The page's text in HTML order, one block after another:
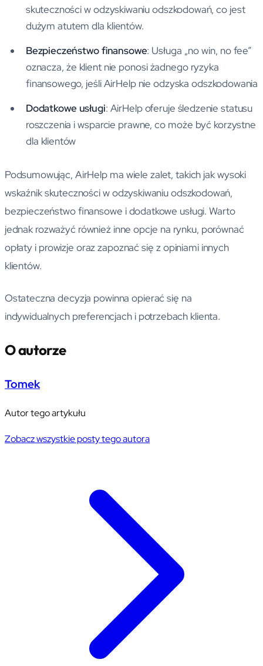
skuteczności w odzyskiwaniu odszkodowań, co jest
dużym atutem dla klientów.
Bezpieczeństwo finansowe: Usługa „no win, no fee”
oznacza, że klient nie ponosi żadnego ryzyka
finansowego, jeśli AirHelp nie odzyska odszkodowania
Dodatkowe usługi: AirHelp oferuje śledzenie statusu
roszczenia i wsparcie prawne, co może być korzystne
dla klientów
Podsumowując, AirHelp ma wiele zalet, takich jak wysoki
wskaźnik skuteczności w odzyskiwaniu odszkodowań,
bezpieczeństwo finansowe i dodatkowe usługi. Warto
jednak rozważyć również inne opcje na rynku, porównać
opłaty i prowizje oraz zapoznać się z opiniami innych
klientów.
Ostateczna decyzja powinna opierać się na
indywidualnych preferencjach i potrzebach klienta.
O autorze
Tomek
Autor tego artykułu
Zobacz wszystkie posty tego autora